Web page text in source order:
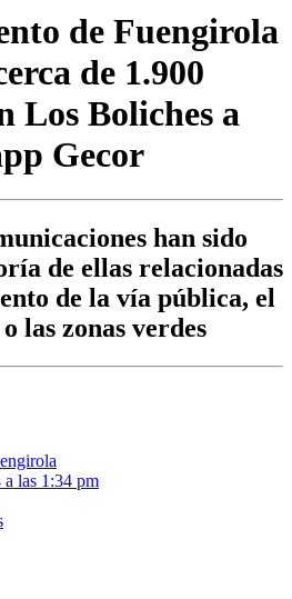
de Fuengirola
de 1.900
Los Boliches a
Gecor
han sido
de ellas relacionadas
de la vía pública, el
las zonas verdes
las 1:34 pm